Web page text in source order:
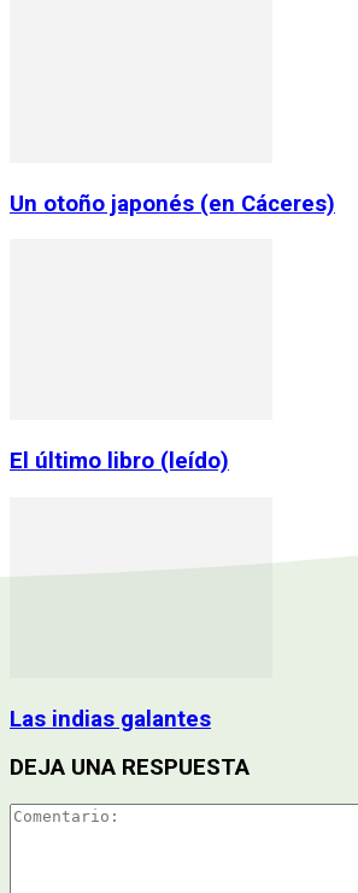
Un otoño japonés (en Cáceres)
El último libro (leído)
Las indias galantes
DEJA UNA RESPUESTA